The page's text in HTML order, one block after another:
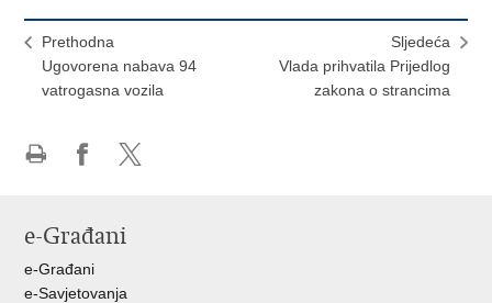
Prethodna
​Ugovorena nabava 94
vatrogasna vozila
Sljedeća
Vlada prihvatila Prijedlog
zakona o strancima
Facebooku
X-
e-Građani
e-Građani
e-Savjetovanja